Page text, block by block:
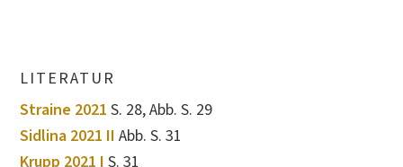
LITERATUR
Straine 2021 S. 28, Abb. S. 29
Sidlina 2021 II Abb. S. 31
Krupp 2021 I S. 31